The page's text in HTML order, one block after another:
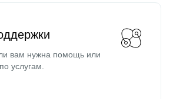
вам нужна помощь или
услугам.